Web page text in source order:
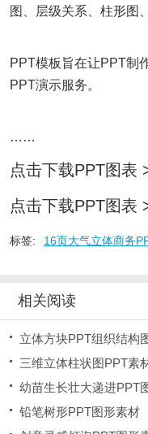
图、层级关系、柱形图
PPT模板旨在让PPT制
PPT演示服务。
……
点击下载PPT图表
点击下载PPT图表
标签: 16页大气立体商务
相关阅读
立体方块PPT组织结构
三维立体柱状图PPT素
幼苗生长壮大递进PPT
铅笔树形PPT图形素材